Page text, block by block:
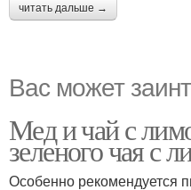
читать дальше →
Вас может
Мед и чай с
зеленого чая с
Особенно рекомендуется